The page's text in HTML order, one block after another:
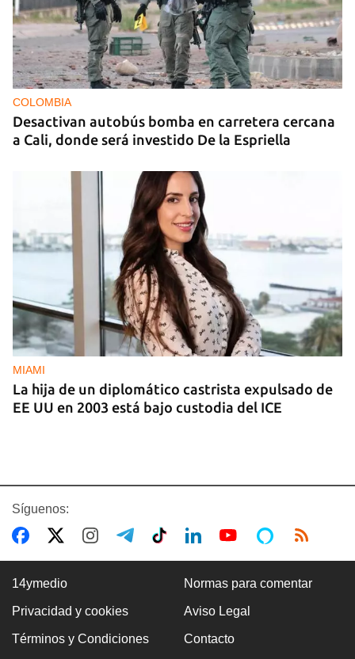
COLOMBIA
Desactivan autobús bomba en carretera cercana
a Cali, donde será investido De la Espriella
MIAMI
La hija de un diplomático castrista expulsado de
EE UU en 2003 está bajo custodia del ICE
AMÉRICA
Síguenos:
14ymedio Normas para comentar
Privacidad y cookies Aviso Legal
Términos y Condiciones Contacto